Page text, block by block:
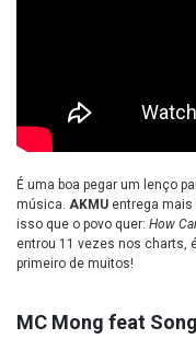
É uma boa pegar um lenço
música. AKMU entrega
isso que o povo quer: How
entrou 11 vezes nos charts,
primeiro de muitos!
MC Mong feat